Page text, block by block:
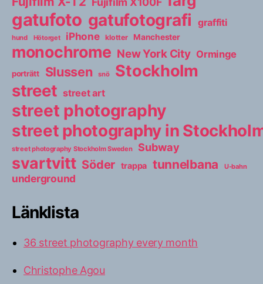
gatufoto gatufotografi graffiti
hund Hötorget iPhone klotter Manchester
monochrome New York City Orminge
porträtt Slussen snö Stockholm
street street art
street photography
street photography in
street photography Stockholm Sweden Subway
svartvitt Söder trappa tunnelbana U-bahn
underground
Länklista
36 street photography every month
Christophe Agou